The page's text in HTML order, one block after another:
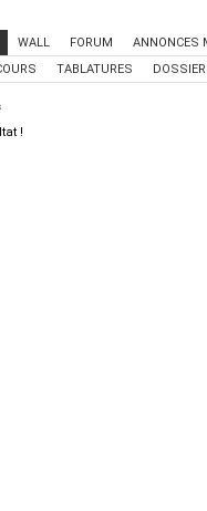
WALL FORUM ANNONCES
TABLATURES
!